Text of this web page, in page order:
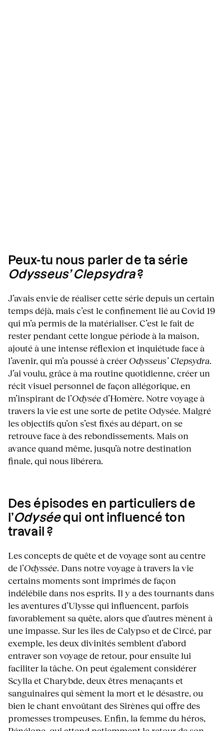
Peux-tu nous parler de ta série
Odysseus’ Clepsydra?
J’avais envie de réaliser cette série depuis un certain
temps déjà, mais c’est le confinement lié au Covid 19
qui m’a permis de la matérialiser. C’est le fait de
rester pendant cette longue période à la maison,
ajouté à une intense réflexion et inquiétude face à
l’avenir, qui m’a poussé à créer Odysseus’ Clepsydra.
J’ai voulu, grâce à ma routine quotidienne, créer un
récit visuel personnel de façon allégorique, en
m’inspirant de l’Odyséed’Homère. Notre voyage à
travers la vie est une sorte de petite Odysée. Malgré
les objectifs qu’on s’est fixés au départ, on se
retrouve face à des rebondissements. Mais on
avance quand même, jusqu’à notre destination
finale, qui nous libérera.
Des épisodes en particuliers de
l’Odyséequi ont influencé ton
travail ?
Les concepts de quête et de voyage sont au centre
de l’Odyssée. Dans notre voyage à travers la vie
certains moments sont imprimés de façon
indélébile dans nos esprits. Il y a des tournants dans
les aventures d’Ulysse qui influencent, parfois
favorablement sa quête, alors que d’autres mènent à
une impasse. Sur les îles de Calypso et de Circé, par
exemple, les deux divinités semblent d’abord
entraver son voyage de retour, pour ensuite lui
faciliter la tâche. On peut également considérer
Scylla et Charybde, deux êtres menaçants et
sanguinaires qui sèment la mort et le désastre, ou
bien le chant envoûtant des Sirènes qui offre des
promesses trompeuses. Enfin, la femme du héros,